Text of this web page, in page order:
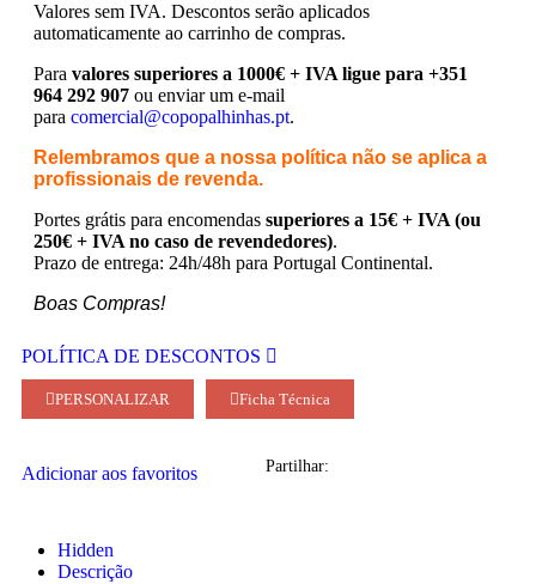
Valores sem IVA. Descontos serão aplicados
automaticamente ao carrinho de compras.
Para valores superiores a 1000€ + IVA ligue para +351
964 292 907 ou enviar um e-mail
para comercial@copopalhinhas.pt.
Relembramos que a nossa política não se aplica a
profissionais de revenda.
Portes grátis para encomendas superiores a 15€ + IVA (ou
250€ + IVA no caso de revendedores).
Prazo de entrega: 24h/48h para Portugal Continental.
Boas Compras!
POLÍTICA DE DESCONTOS
PERSONALIZAR Ficha Técnica
Adicionar aos favoritos Partilhar:
Hidden
Descrição